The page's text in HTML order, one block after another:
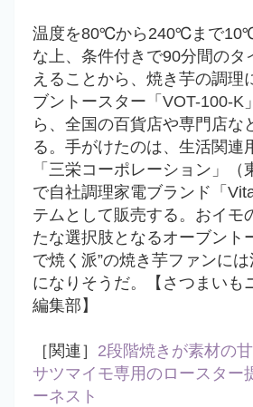
温度を80℃から240℃まで
な上、条件付きで90分間のタ
えることから、焼き芋の調理
ブントースター「 VOT-100-K
ら、全国の百貨店や専門店な
る。手がけたのは、生活関連
「三栄コーポレーション」（
で自社調理家電ブランド「
テムとして販売する。おイモ
たな選択肢となるオーブント
で焼く派”の焼き芋ファンに
になりそうだ。【さつまいも
編集部】
［関連］ 2段階焼きが素材の
サツマイモ専用のロースタ
ーネスト